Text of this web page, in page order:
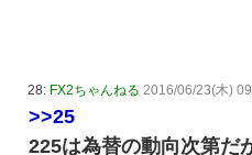
28: FX2ちゃんねる 2016/06/23(木)
>>25
225は為替の動向次第だ